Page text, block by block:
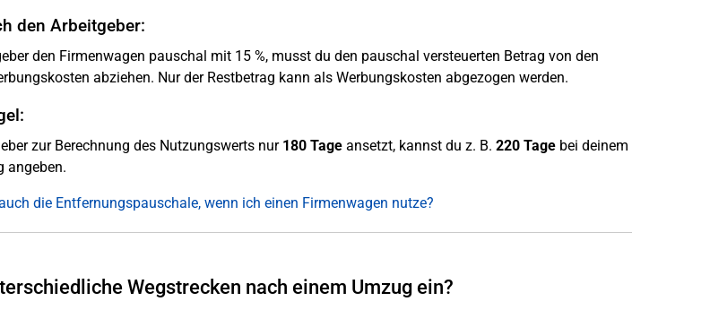
den Arbeitgeber:
den Firmenwagen pauschal mit 15 %, musst du den pauschal versteuerten Betrag von den
abziehen. Nur der Restbetrag kann als Werbungskosten abgezogen werden.
zur Berechnung des Nutzungswerts nur 180 Tageansetzt, kannst du z. B. 220 Tagebei deinem
angeben.
die Entfernungspauschale, wenn ich einen Firmenwagen nutze?
Wegstrecken nach einem Umzug ein?